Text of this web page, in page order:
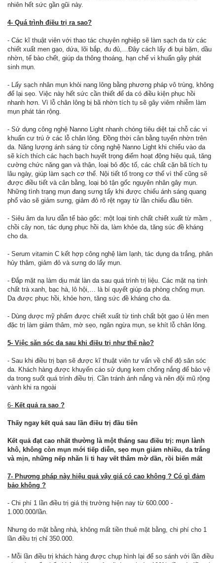
nhiên hết sức gần gũi này.
4- Quá trình điều trị ra sao?
- Các kĩ thuật viên với thao tác chuyên nghiệp sẽ làm sạch da từ các
chiết xuất men gạo, dứa, lõi bắp, đu đủ,…Đây cách lấy đi bụi bặm, dầu
nhờn, tế bào chết, giúp da thông thoáng, hạn chế vi khuẩn gây phát
sinh mụn.
- Lấy sạch nhân mụn khỏi nang lông bằng phương pháp vô trùng, không
để lại sẹo. Việc này hết sức cần thiết để da có điều kiện phục hồi
nhanh hơn. Vì lỗ chân lông bị bã nhờn tích tụ sẽ gây viêm nhiễm làm
mụn phát tán rộng.
- Sử dụng công nghệ Nanno Light nhanh chóng tiêu diệt tại chỗ các vi
khuẩn cư trú ở các lỗ chân lông. Đồng thời cân bằng tuyến nhờn trên
da. Năng lượng ánh sáng từ công nghệ Nanno Light khi chiếu vào da
sẽ kích thích các hạch bạch huyết trọng điểm hoạt động hiệu quả, tăng
cường chức năng gan và thận, loại bỏ độc tố, các chất cặn bã tích tụ
lâu ngày, giúp làm sạch cơ thể. Nội tiết tố trong cơ thể vì thế cũng sẽ
được điều tiết và cân bằng, loại bỏ tận gốc nguyên nhân gây mụn.
Những tình trạng mụn đang sưng tấy khi được chiếu ánh sáng quang
phổ vào sẽ giảm sưng, giảm đỏ rõ rệt ngay từ lần chiếu đầu tiên.
- Siêu âm da lưu dẫn tế bào gốc: một loại tinh chất chiết xuất từ mầm ,
chồi cây non, tác dụng phục hồi da, làm khỏe da, tăng súc đề kháng
cho da.
- Serum vitamin C kết hợp công nghệ làm lạnh, tác dụng da trắng, phân
hủy thâm, giảm đỏ và sưng do lấy mụn.
- Đắp mặt nạ làm dịu mát làn da sau quá trình trị liệu. Các mặt nạ tinh
chất trà xanh, bạc hà, lô hội,… là bí quyết giúp da phòng chống mụn.
Da được phục hồi, khỏe hơn, tăng sức đề kháng cho da.
- Dùng dược mỹ phẩm được chiết xuất từ tinh chất bột gạo ủ lên men
đặc trị làm giảm thâm, mờ sẹo, ngăn ngừa mụn, se khít lỗ chân lông.
5- Việc săn sóc da sau khi điều trị như thế nào?
- Sau khi điều trị bạn sẽ được kĩ thuật viên tư vấn về chế độ săn sóc
da. Khách hàng được khuyến cáo sử dụng kem chống nắng để bảo vệ
da trong suốt quá trình điều trị. Cần tránh ánh nắng và nên đội mũ rộng
vành khi ra ngoài
6- Kết quả ra sao ?
Thấy ngay kết quả sau lần điều trị đầu tiên
Kết quả đạt cao nhất thường là một tháng sau điều trị: mụn lành
khô, không còn mụn mới tiếp diễn, sẹo mụn giảm nhiều, da trắng
và mịn, những nếp nhăn li ti hay vết thâm mờ dần, rồi biến mất
7- Phương pháp này hiệu quả vậy giá có cao không ? Có gì đảm
bảo không ?
- Chi phí 1 lần điều trị giá thị trường hiện nay từ 600.000 -
1.000.000/lần.
Nhưng do mặt bằng nhà, không mất tiền thuê mặt bằng, chi phí cho 1
lần điều trị chỉ 350.000.
- Mỗi lần điều trị khách hàng được chụp hình lại để so sánh với lần điều